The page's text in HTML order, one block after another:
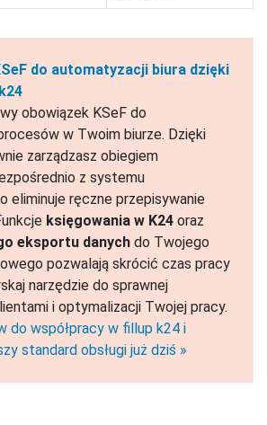
do automatyzacji biura dzięki
obowiązek KSeF do
w Twoim biurze. Dzięki
zarządzasz obiegiem
z systemu
eliminuje ręczne przepisywanie
księgowania w K24 oraz
eksportu danych do Twojego
pozwalają skrócić czas pracy
narzędzie do sprawnej
i optymalizacji Twojej pracy.
do współpracy w fillup k24 i
standard obsługi już dziś »